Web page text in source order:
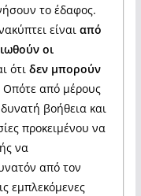
το έδαφος.
είναι από
οι
ότι δεν μπορούν
Οπότε από μέρους
βοήθεια και
προκειμένου να
να
από τον
εμπλεκόμενες